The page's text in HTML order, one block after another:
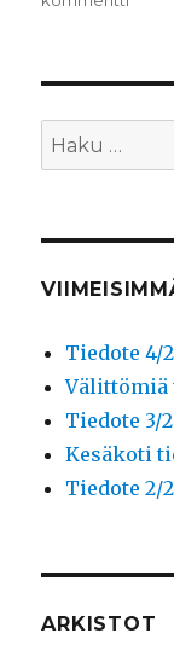
Etsi:
Tiedote 4/
Välittömiä
Tiedote 3/
Kesäkoti
Tiedote 2/
ARKISTOT